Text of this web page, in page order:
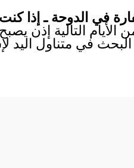
في الدوحة ـ إذا
الأيام التالية
البحث في متناول